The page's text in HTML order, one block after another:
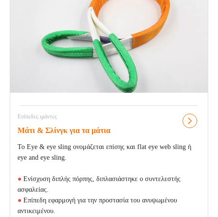
Επίπεδες ιμάντες
Μάτι & Σλίνγκ για τα μάτια
Το Eye & eye sling ονομάζεται επίσης και flat eye web sling ή
eye and eye sling.
● Ενίσχυση διπλής πόρπης, διπλασιάστηκε ο συντελεστής
ασφαλείας.
● Επίπεδη εφαρμογή για την προστασία του ανυψωμένου
αντικειμένου.